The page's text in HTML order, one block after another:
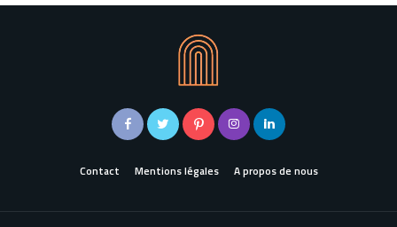
Contact Mentions légales A propos de nous